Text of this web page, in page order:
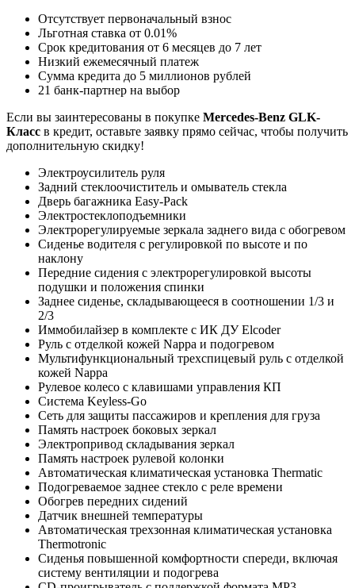
Отсутствует первоначальный взнос
Льготная ставка от 0.01%
Срок кредитования от 6 месяцев до 7 лет
Низкий ежемесячный платеж
Сумма кредита до 5 миллионов рублей
21 банк-партнер на выбор
Если вы заинтересованы в покупке Mercedes-Benz GLK-
Класс в кредит, оставьте заявку прямо сейчас, чтобы получить
дополнительную скидку!
Электроусилитель руля
Задний стеклоочиститель и омыватель стекла
Дверь багажника Easy-Pack
Электростеклоподъемники
Электрорегулируемые зеркала заднего вида с обогревом
Сиденье водителя с регулировкой по высоте и по
наклону
Передние сидения с электрорегулировкой высоты
подушки и положения спинки
Заднее сиденье, складывающееся в соотношении 1/3 и
2/3
Иммобилайзер в комплекте с ИК ДУ Elcoder
Руль с отделкой кожей Nappa и подогревом
Мультифункциональный трехспицевый руль с отделкой
кожей Nappa
Рулевое колесо с клавишами управления КП
Система Keyless-Go
Сеть для защиты пассажиров и крепления для груза
Память настроек боковых зеркал
Электропривод складывания зеркал
Память настроек рулевой колонки
Автоматическая климатическая установка Thermatic
Подогреваемое заднее стекло с реле времени
Обогрев передних сидений
Датчик внешней температуры
Автоматическая трехзонная климатическая установка
Thermotronic
Сиденья повышенной комфортности спереди, включая
систему вентиляции и подогрева